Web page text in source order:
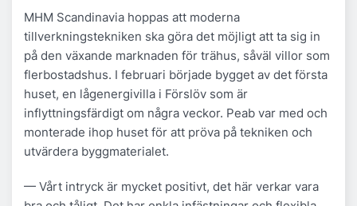
MHM Scandinavia hoppas att moderna
tillverkningstekniken ska göra det möjligt att ta sig in
på den växande marknaden för trähus, såväl villor som
flerbostadshus. I februari började bygget av det första
huset, en lågenergivilla i Förslöv som är
inflyttningsfärdigt om några veckor. Peab var med och
monterade ihop huset för att pröva på tekniken och
utvärdera byggmaterialet.
— Vårt intryck är mycket positivt, det här verkar vara